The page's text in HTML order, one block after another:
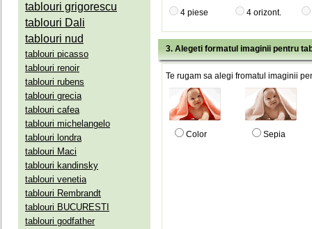
tablouri grigorescu
tablouri Dali
tablouri nud
tablouri picasso
tablouri renoir
tablouri rubens
tablouri grecia
tablouri cafea
tablouri michelangelo
tablouri londra
tablouri Maci
tablouri kandinsky
tablouri venetia
tablouri Rembrandt
tablouri BUCURESTI
tablouri godfather
4 piese 4 orizont.
3. Alegeti formatul imaginii pentru
Te rugam sa alegi fromatul imaginii
Color Sepia